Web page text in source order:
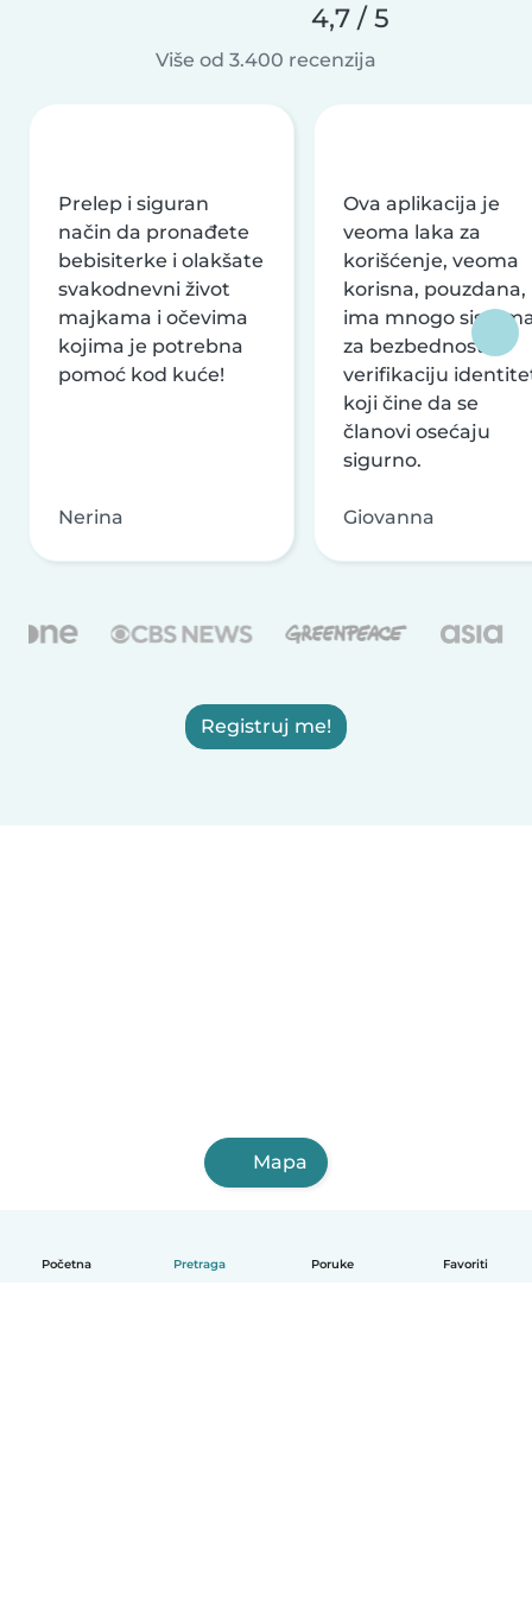
Početna Pretraga Poruke Favoriti
4,7 / 5
Više od 3.400 recenzija
Prelep i siguran
način da pronađete
bebisiterke i olakšate
svakodnevni život
majkama i očevima
kojima je potrebna
pomoć kod kuće!
Nerina
Ova aplikacija je
veoma laka za
korišćenje, veoma
korisna, pouzdana,
ima mnogo
za bezbednost i
verifikaciju
koji čine da se
članovi osećaju
sigurno.
Giovanna
Registruj me!
Mapa